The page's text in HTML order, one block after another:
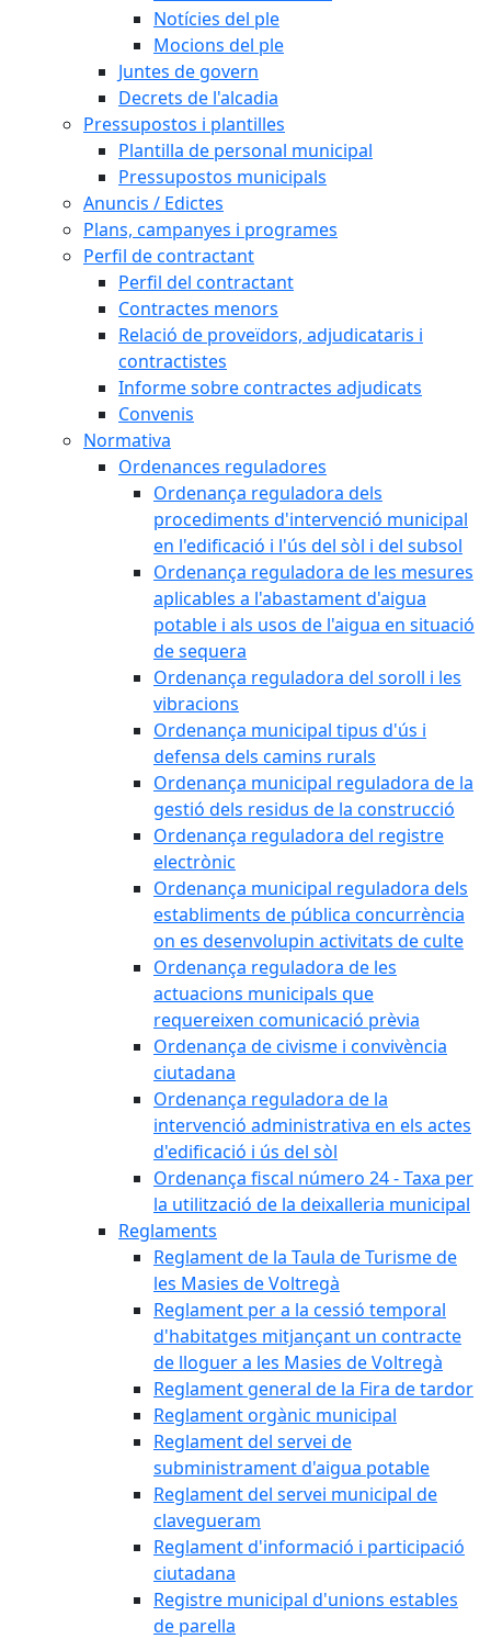
Notícies del ple
Mocions del ple
Juntes de govern
Decrets de l'alcadia
Pressupostos i plantilles
Plantilla de personal municipal
Pressupostos municipals
Anuncis / Edictes
Plans, campanyes i programes
Perfil de contractant
Perfil del contractant
Contractes menors
Relació de proveïdors, adjudicataris i
contractistes
Informe sobre contractes adjudicats
Convenis
Normativa
Ordenances reguladores
Ordenança reguladora dels
procediments d'intervenció municipal
en l'edificació i l'ús del sòl i del subsol
Ordenança reguladora de les mesures
aplicables a l'abastament d'aigua
potable i als usos de l'aigua en situació
de sequera
Ordenança reguladora del soroll i les
vibracions
Ordenança municipal tipus d'ús i
defensa dels camins rurals
Ordenança municipal reguladora de la
gestió dels residus de la construcció
Ordenança reguladora del registre
electrònic
Ordenança municipal reguladora dels
establiments de pública concurrència
on es desenvolupin activitats de culte
Ordenança reguladora de les
actuacions municipals que
requereixen comunicació prèvia
Ordenança de civisme i convivència
ciutadana
Ordenança reguladora de la
intervenció administrativa en els actes
d'edificació i ús del sòl
Ordenança fiscal número 24 - Taxa per
la utilització de la deixalleria municipal
Reglaments
Reglament de la Taula de Turisme de
les Masies de Voltregà
Reglament per a la cessió temporal
d'habitatges mitjançant un contracte
de lloguer a les Masies de Voltregà
Reglament general de la Fira de tardor
Reglament orgànic municipal
Reglament del servei de
subministrament d'aigua potable
Reglament del servei municipal de
clavegueram
Reglament d'informació i participació
ciutadana
Registre municipal d'unions estables
de parella